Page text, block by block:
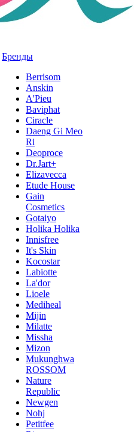
Бренды
Berrisom
Anskin
A'Pieu
Baviphat
Ciracle
Daeng Gi Meo
Ri
Deoproce
Dr.Jart+
Elizavecca
Etude House
Gain
Cosmetics
Gotaiyo
Holika Holika
Innisfree
It's Skin
Kocostar
Labiotte
La'dor
Lioele
Mediheal
Mijin
Milatte
Missha
Mizon
Mukunghwa
ROSSOM
Nature
Republic
Newgen
Nohj
Petitfee